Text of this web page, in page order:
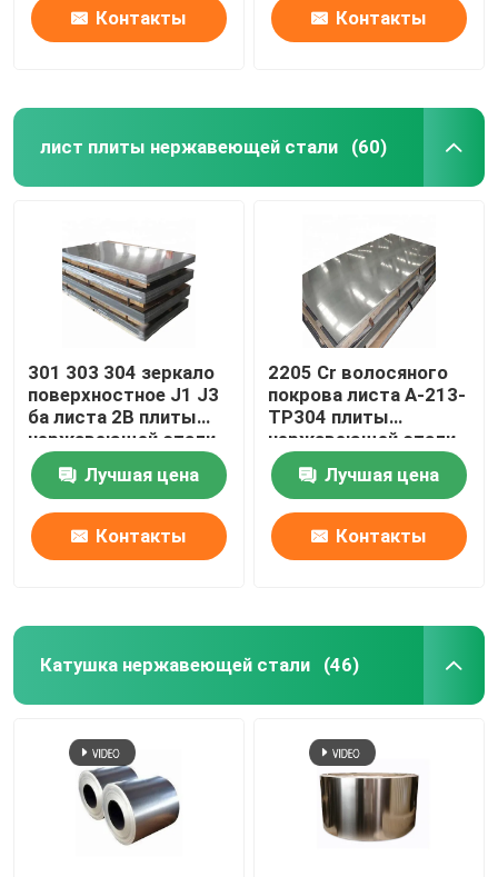
Контакты Контакты
лист плиты нержавеющей стали (60)
301 303 304 зеркало
поверхностное J1 J3
ба листа 2B плиты
нержавеющей стали
Лучшая цена
Контакты
2205 Cr волосяного
покрова листа A-213-
TP304 плиты
нержавеющей стали
904l 321 316l
Лучшая цена
Контакты
Катушка нержавеющей стали (46)